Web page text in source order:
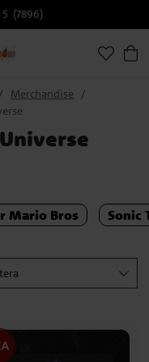
(7896)
Merchandise
Mario Bros Sonic